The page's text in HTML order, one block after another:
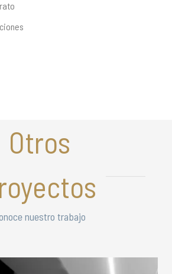
Otros
nuestro trabajo